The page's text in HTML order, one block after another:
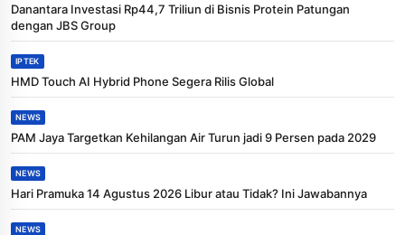
Danantara Investasi Rp44,7 Triliun di Bisnis Protein Patungan
dengan JBS Group
IPTEK
HMD Touch AI Hybrid Phone Segera Rilis Global
NEWS
PAM Jaya Targetkan Kehilangan Air Turun jadi 9 Persen pada 2029
NEWS
Hari Pramuka 14 Agustus 2026 Libur atau Tidak? Ini Jawabannya
NEWS